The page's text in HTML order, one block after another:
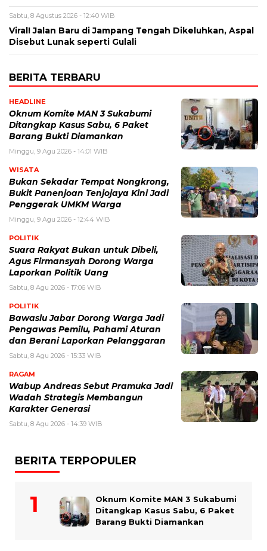
Sabtu, 8 Agustus 2026 - 12:40 WIB
Viral! Jalan Baru di Jampang Tengah Dikeluhkan, Aspal
Disebut Lunak seperti Gulali
BERITA TERBARU
HEADLINE
Oknum Komite MAN 3 Sukabumi
Ditangkap Kasus Sabu, 6 Paket
Barang Bukti Diamankan
Minggu, 9 Agu 2026 - 14:01 WIB
WISATA
Bukan Sekadar Tempat Nongkrong,
Bukit Panenjoan Tenjojaya Kini Jadi
Penggerak UMKM Warga
Minggu, 9 Agu 2026 - 12:44 WIB
POLITIK
Suara Rakyat Bukan untuk Dibeli,
Agus Firmansyah Dorong Warga
Laporkan Politik Uang
Sabtu, 8 Agu 2026 - 17:06 WIB
POLITIK
Bawaslu Jabar Dorong Warga Jadi
Pengawas Pemilu, Pahami Aturan
dan Berani Laporkan Pelanggaran
Sabtu, 8 Agu 2026 - 15:33 WIB
RAGAM
Wabup Andreas Sebut Pramuka Jadi
Wadah Strategis Membangun
Karakter Generasi ‎
Sabtu, 8 Agu 2026 - 14:39 WIB
BERITA TERPOPULER
Oknum Komite MAN 3 Sukabumi
Ditangkap Kasus Sabu, 6 Paket
Barang Bukti Diamankan